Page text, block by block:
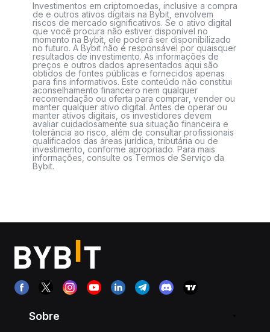
Investimentos em criptomoedas, inclusive a compra
de e outros ativos digitais na Bybit, envolvem
riscos de mercado significativos. Se o ativo digital
que você procura não estiver disponível no
momento na Bybit, ele poderá ser disponibilizado
no futuro. A Bybit não é responsável por quaisquer
resultados de investimento. As informações de
preços e outros dados apresentados aqui são
obtidos de fontes públicas e fornecidos apenas
para fins informativos. Este conteúdo não constitui
aconselhamento financeiro nem qualquer
recomendação ou oferta para comprar, vender ou
manter qualquer ativo digital. Antes de operar ou
manter ativos digitais, os investidores devem
avaliar cuidadosamente sua situação financeira e
tolerância ao risco, além de consultar profissionais
qualificados das áreas jurídica, tributária ou de
investimento, conforme apropriado. Para mais
informações, consulte os Termos de Serviço da
Bybit.
Sobre